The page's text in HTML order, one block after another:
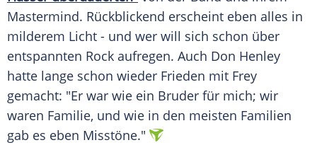
Mastermind. Rückblickend erscheint eben alles in
milderem Licht - und wer will sich schon über
entspannten Rock aufregen. Auch Don Henley
hatte lange schon wieder Frieden mit Frey
gemacht: "Er war wie ein Bruder für mich; wir
waren Familie, und wie in den meisten Familien
gab es eben Misstöne."